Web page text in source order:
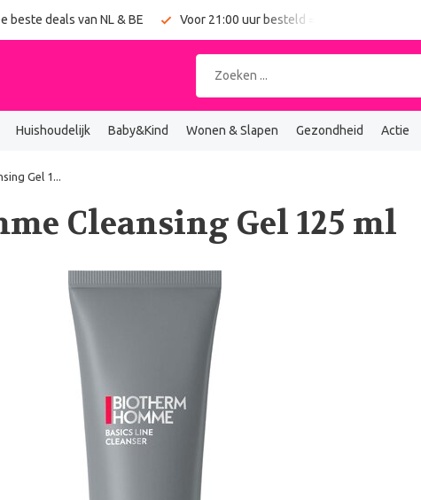
beste deals van NL & BE Voor 21:00 uur besteld = vandaag verzonden
Huishoudelijk Baby&Kind Wonen & Slapen Gezondheid Actie
Gel 1...
Cleansing Gel 125 ml